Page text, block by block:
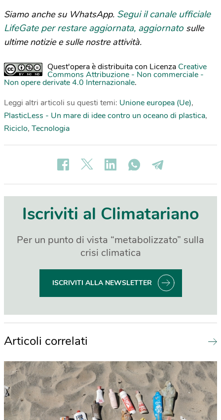
Siamo anche su WhatsApp. Segui il canale ufficiale
LifeGate per restare aggiornata, aggiornato sulle
ultime notizie e sulle nostre attività.
Quest'opera è distribuita con Licenza Creative
Commons Attribuzione - Non commerciale -
Non opere derivate 4.0 Internazionale.
Leggi altri articoli su questi temi: Unione europea (Ue),
PlasticLess - Un mare di idee contro un oceano di plastica,
Riciclo, Tecnologia
Iscriviti al Climatariano
Per un punto di vista “metabolizzato” sulla
crisi climatica
ISCRIVITI ALLA NEWSLETTER
Articoli correlati